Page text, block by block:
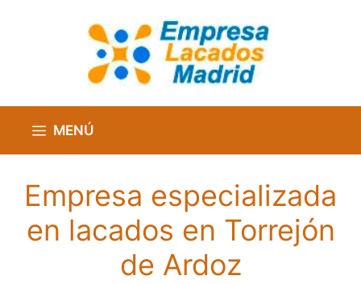
MENÚ
Empresa especializada
en lacados en Torrejón
de Ardoz